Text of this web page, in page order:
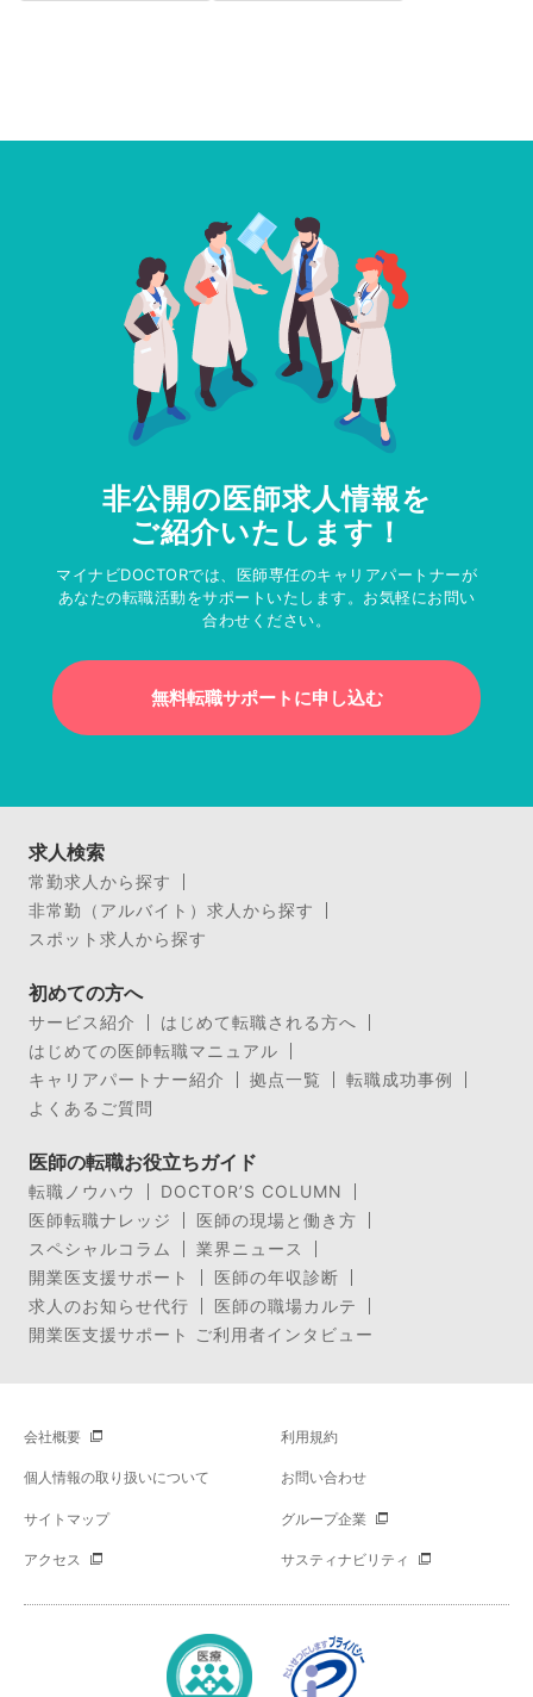
非公開の医師求人情報を
ご紹介いたします！
マイナビDOCTORでは、医師専任のキャリアパートナーが
あなたの転職活動をサポートいたします。お気軽にお問い
合わせください。
無料転職サポートに申し込む
求人検索
常勤求人から探す
非常勤（アルバイト）求人から探す
スポット求人から探す
初めての方へ
サービス紹介
はじめて転職される方へ
はじめての医師転職マニュアル
キャリアパートナー紹介
拠点一覧
転職成功事例
よくあるご質問
医師の転職お役立ちガイド
転職ノウハウ
DOCTOR’S COLUMN
医師転職ナレッジ
医師の現場と働き方
スペシャルコラム
業界ニュース
開業医支援サポート
医師の年収診断
求人のお知らせ代行
医師の職場カルテ
開業医支援サポート ご利用者インタビュー
会社概要 利用規約
個人情報の取り扱いについて お問い合わせ
サイトマップ グループ企業
アクセス サスティナビリティ